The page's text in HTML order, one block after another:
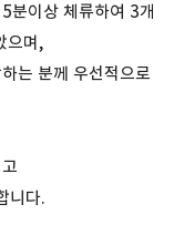
분이상 체류하여 3개
으며,
는 분께 우선적으로
니다.